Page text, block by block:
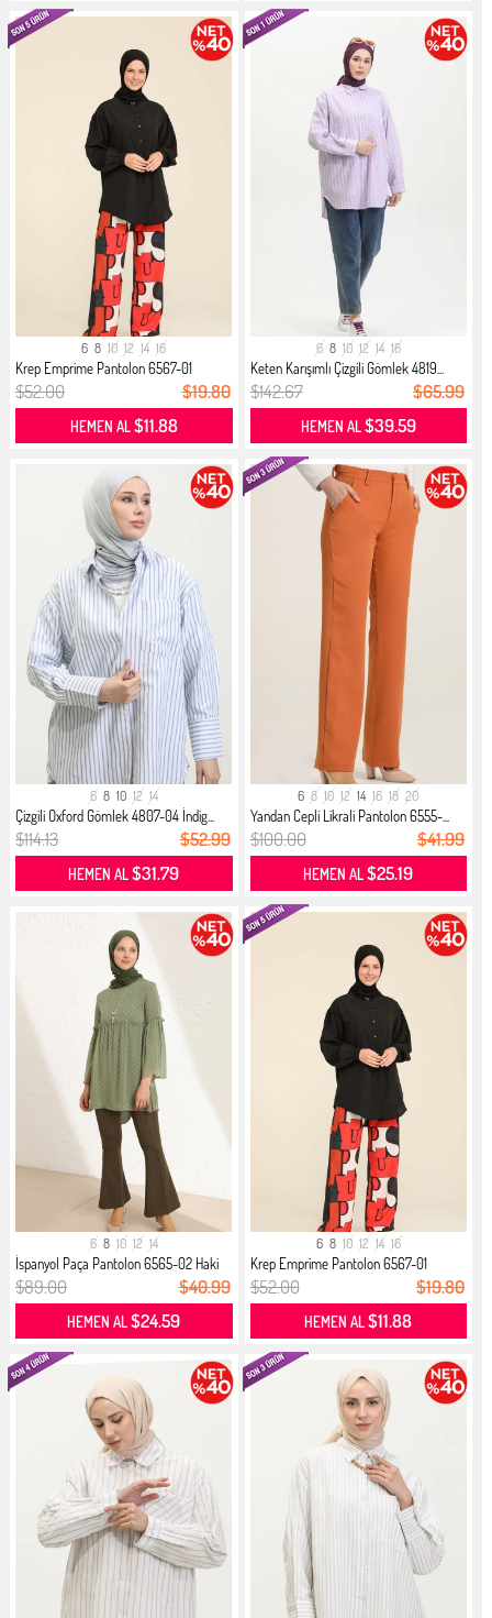
6 8 10 12 14 16
Krep Emprime Pantolon 6567-01
Zümrü...
$52.00 $19.80
HEMEN AL$11.88
6 8 10 12 14 16
Keten Karışımlı Çizgili Gömlek 4819...
$142.67 $65.99
HEMEN AL$39.59
6 8 10 12 14
Çizgili Oxford Gömlek 4807-04 İndig...
$114.13 $52.99
HEMEN AL$31.79
6 8 10 12 14 16 18 20
Yandan Cepli Likrali Pantolon 6555-...
$100.00 $41.99
HEMEN AL$25.19
6 8 10 12 14
İspanyol Paça Pantolon 6565-02 Haki
$89.00 $40.99
HEMEN AL$24.59
6 8 10 12 14 16
Krep Emprime Pantolon 6567-01
Zümrü...
$52.00 $19.80
HEMEN AL$11.88